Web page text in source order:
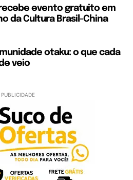
evento gratuito em
da Cultura Brasil-China
otaku: o que cada
veio
PUBLICIDADE